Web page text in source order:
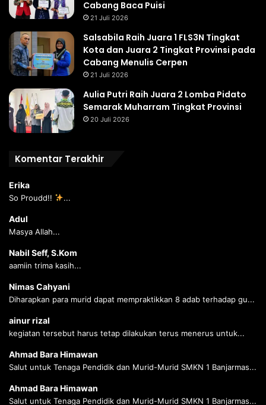
Cabang Baca Puisi
21 Juli 2026
Salsabila Raih Juara 1 FLS3N Tingkat
Kota dan Juara 2 Tingkat Provinsi pada
Cabang Menulis Cerpen
21 Juli 2026
Aulia Putri Raih Juara 2 Lomba Pidato
Semarak Muharram Tingkat Provinsi
20 Juli 2026
Komentar Terakhir
Erika
So Proudd!! ...
Adul
Masya Allah...
Nabil Seff, S.Kom
aamiin trima kasih...
Nimas Cahyani
Diharapkan para murid dapat mempraktikkan 8 adab terhadap gu...
ainur rizal
kegiatan tersebut harus tetap dilakukan terus menerus untuk...
Ahmad Bara Himawan
Salut untuk Tenaga Pendidik dan Murid-Murid SMKN 1 Banjarmas...
Ahmad Bara Himawan
Salut untuk Tenaga Pendidik dan Murid-Murid SMKN 1 Banjarmas...